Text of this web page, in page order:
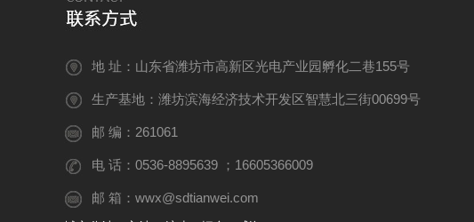
地 址：山东省潍坊市高新区光电产业园孵化二巷155号
生产基地：潍坊滨海经济技术开发区智慧北三街00699号
邮 编：261061
电 话：0536-8895639 ；16605366009
邮 箱：wwx@sdtianwei.com